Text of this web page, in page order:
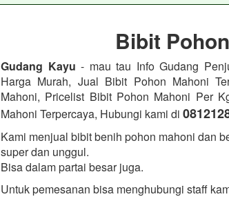
Bibit
Gudang Kayu- mau tau Info Gudang
Harga Murah, Jual Bibit Pohon Mahoni
Mahoni, Pricelist Bibit Pohon Mahoni Per
Mahoni Terpercaya, Hubungi kami di
Kami menjual bibit benih pohon mahoni dan
super dan unggul.
Bisa dalam partai besar juga.
Untuk pemesanan bisa menghubungi staff